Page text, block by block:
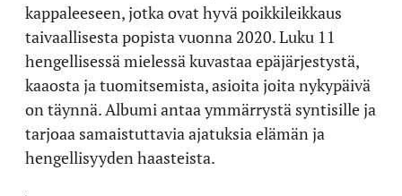
kappaleeseen, jotka ovat hyvä poikkileikkaus
taivaallisesta popista vuonna 2020. Luku 11
hengellisessä mielessä kuvastaa epäjärjestystä,
kaaosta ja tuomitsemista, asioita joita nykypäivä
on täynnä. Albumi antaa ymmärrystä syntisille ja
tarjoaa samaistuttavia ajatuksia elämän ja
hengellisyyden haasteista.